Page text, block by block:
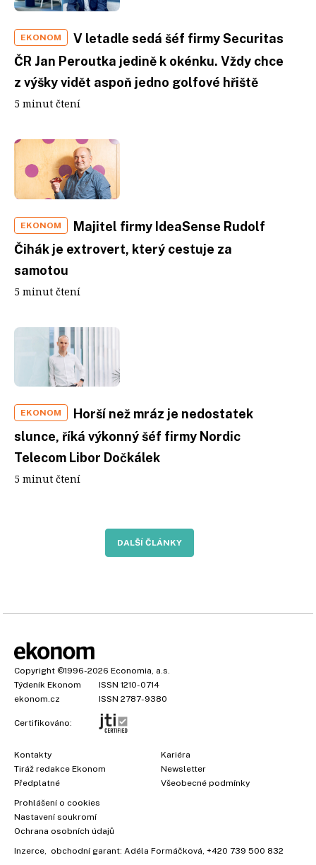
EKONOM
V letadle sedá šéf firmy Securitas
ČR Jan Peroutka jedině k okénku. Vždy chce
z výšky vidět aspoň jedno golfové hřiště
5 minut čtení
EKONOM
Majitel firmy IdeaSense Rudolf
Čihák je extrovert, který cestuje za
samotou
5 minut čtení
EKONOM
Horší než mráz je nedostatek
slunce, říká výkonný šéf firmy Nordic
Telecom Libor Dočkálek
5 minut čtení
DALŠÍ ČLÁNKY
Copyright ©1996-2026 Economia, a.s.
Týdeník Ekonom
ISSN 1210-0714
ekonom.cz
ISSN 2787-9380
Certifikováno:
Kontakty
Tiráž redakce Ekonom
Předplatné
Kariéra
Newsletter
Všeobecné podmínky
Prohlášení o cookies
Nastavení soukromí
Ochrana osobních údajů
Inzerce, obchodní garant: Adéla Formáčková, +420 739 500 832